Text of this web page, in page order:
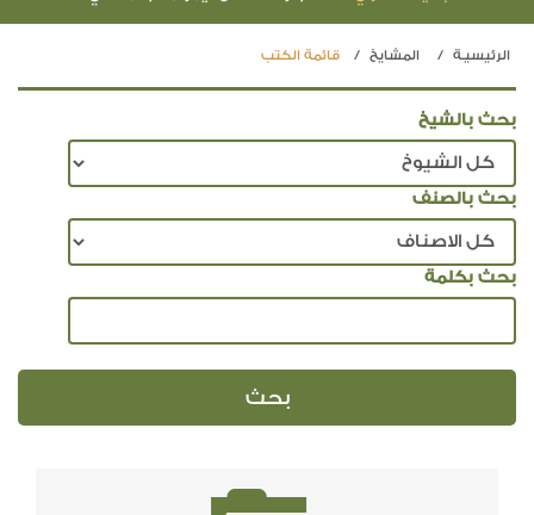
الرئيسيـة المشايخ قائمة الكتب
بحث بالشيخ
بحث بالصنف
بحث بكلمة